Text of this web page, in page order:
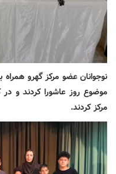
نوجوانان عضو مرکز گهرو
موضوع روز عاشورا کردند و در
مرکز کردند.